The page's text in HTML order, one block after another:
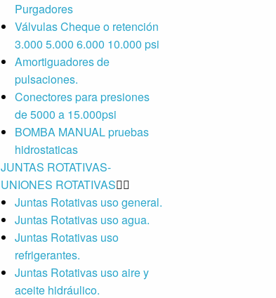
Purgadores
Válvulas Cheque o retención
3.000 5.000 6.000 10.000 psi
Amortiguadores de
pulsaciones.
Conectores para presiones
de 5000 a 15.000psi
BOMBA MANUAL pruebas
hidrostaticas
JUNTAS ROTATIVAS-
UNIONES ROTATIVAS
Juntas Rotativas uso general.
Juntas Rotativas uso agua.
Juntas Rotativas uso
refrigerantes.
Juntas Rotativas uso aire y
aceite hidráulico.